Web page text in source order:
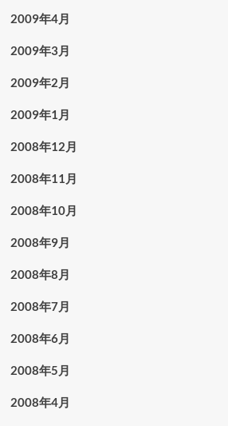
2009年4月
2009年3月
2009年2月
2009年1月
2008年12月
2008年11月
2008年10月
2008年9月
2008年8月
2008年7月
2008年6月
2008年5月
2008年4月